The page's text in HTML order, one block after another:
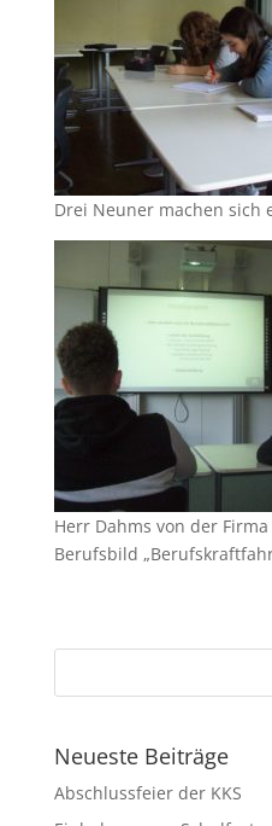
Drei Neuner machen sich
Herr Dahms von der
Berufsbild
Neueste Beiträge
Abschlussfeier der KKS